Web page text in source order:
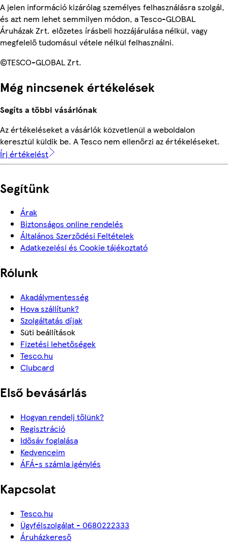
A jelen információ kizárólag személyes felhasználásra szolgál,
és azt nem lehet semmilyen módon, a Tesco-GLOBAL
Áruházak Zrt. előzetes írásbeli hozzájárulása nélkül, vagy
megfelelő tudomásul vétele nélkül felhasználni.
©TESCO-GLOBAL Zrt.
Még nincsenek értékelések
Segíts a többi vásárlónak
Az értékeléseket a vásárlók közvetlenül a weboldalon
keresztül küldik be. A Tesco nem ellenőrzi az értékeléseket.
Írj értékelést
Segítünk
Árak
Biztonságos online rendelés
Általános Szerződési Feltételek
Adatkezelési és Cookie tájékoztató
Rólunk
Akadálymentesség
Hova szállítunk?
Szolgáltatás díjak
Süti beállítások
Fizetési lehetőségek
Tesco.hu
Clubcard
Első bevásárlás
Hogyan rendelj tőlünk?
Regisztráció
Idősáv foglalása
Kedvenceim
ÁFÁ-s számla igénylés
Kapcsolat
Tesco.hu
Ügyfélszolgálat - 0680222333
Áruházkereső